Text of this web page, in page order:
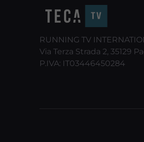
RUNNING TV
Via Terza Strada 2, 35129
P.IVA: IT03446450284